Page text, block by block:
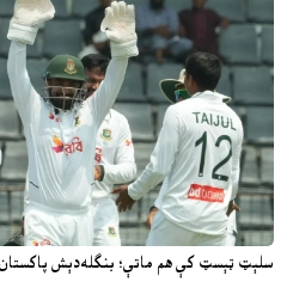
سلېټ ټېسټ کې هم ماتې؛ بنګله‌دېش